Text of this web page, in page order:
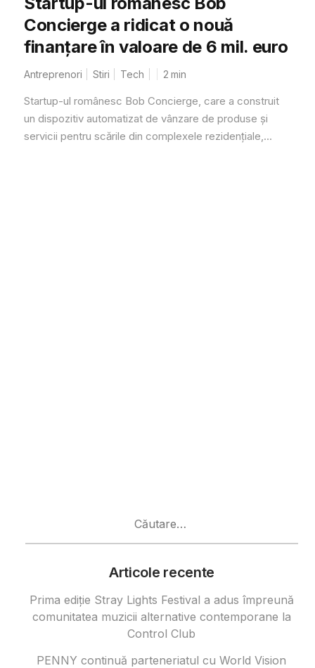
Concierge a ridicat o nouă
finanțare în valoare de 6 mil. euro
Antreprenori Stiri Tech 2 min
Startup-ul românesc Bob Concierge, care a construit
un dispozitiv automatizat de vânzare de produse şi
servicii pentru scările din complexele rezidențiale,...
Articole recente
Prima ediție Stray Lights Festival a adus împreună
comunitatea muzicii alternative contemporane la
Control Club
PENNY continuă parteneriatul cu World Vision